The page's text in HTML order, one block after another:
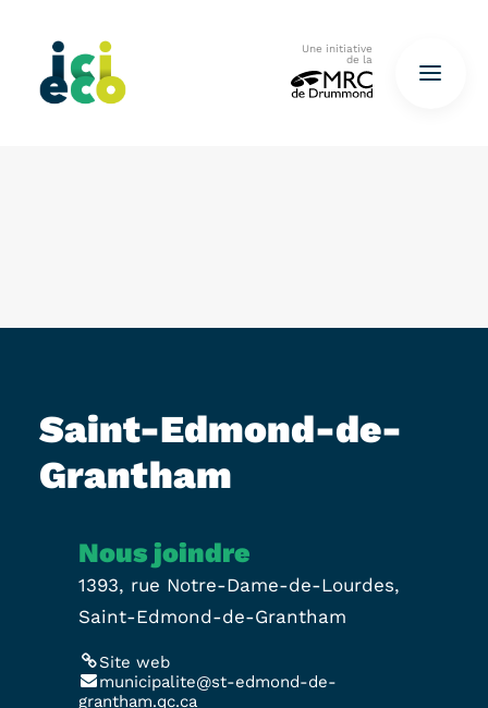
Une initiative
de la
Saint-Edmond-de-
Grantham
Nous joindre
1393, rue Notre-Dame-de-Lourdes,
Saint-Edmond-de-Grantham
Site web
municipalite@st-edmond-de-
grantham.qc.ca